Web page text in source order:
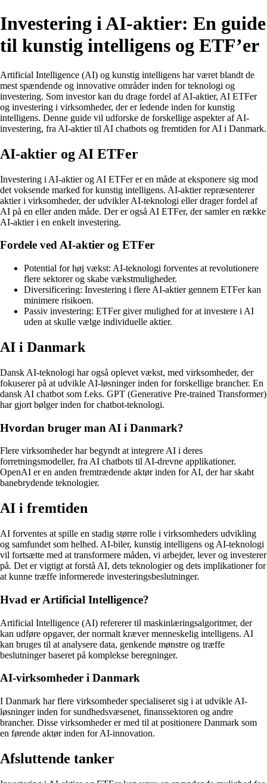
Investering i AI-aktier: En guide
til kunstig intelligens og ETF’er
Artificial Intelligence (AI) og kunstig intelligens har været blandt de
mest spændende og innovative områder inden for teknologi og
investering. Som investor kan du drage fordel af AI-aktier, AI ETFer
og investering i virksomheder, der er ledende inden for kunstig
intelligens. Denne guide vil udforske de forskellige aspekter af AI-
investering, fra AI-aktier til AI chatbots og fremtiden for AI i Danmark.
AI-aktier og AI ETFer
Investering i AI-aktier og AI ETFer er en måde at eksponere sig mod
det voksende marked for kunstig intelligens. AI-aktier repræsenterer
aktier i virksomheder, der udvikler AI-teknologi eller drager fordel af
AI på en eller anden måde. Der er også AI ETFer, der samler en række
AI-aktier i en enkelt investering.
Fordele ved AI-aktier og ETFer
Potential for høj vækst: AI-teknologi forventes at revolutionere
flere sektorer og skabe vækstmuligheder.
Diversificering: Investering i flere AI-aktier gennem ETFer kan
minimere risikoen.
Passiv investering: ETFer giver mulighed for at investere i AI
uden at skulle vælge individuelle aktier.
AI i Danmark
Dansk AI-teknologi har også oplevet vækst, med virksomheder, der
fokuserer på at udvikle AI-løsninger inden for forskellige brancher. En
dansk AI chatbot som f.eks. GPT (Generative Pre-trained Transformer)
har gjort bølger inden for chatbot-teknologi.
Hvordan bruger man AI i Danmark?
Flere virksomheder har begyndt at integrere AI i deres
forretningsmodeller, fra AI chatbots til AI-drevne applikationer.
OpenAI er en anden fremtrædende aktør inden for AI, der har skabt
banebrydende teknologier.
AI i fremtiden
AI forventes at spille en stadig større rolle i virksomheders udvikling
og samfundet som helhed. AI-biler, kunstig intelligens og AI-teknologi
vil fortsætte med at transformere måden, vi arbejder, lever og investerer
på. Det er vigtigt at forstå AI, dets teknologier og dets implikationer for
at kunne træffe informerede investeringsbeslutninger.
Hvad er Artificial Intelligence?
Artificial Intelligence (AI) refererer til maskinlæringsalgoritmer, der
kan udføre opgaver, der normalt kræver menneskelig intelligens. AI
kan bruges til at analysere data, genkende mønstre og træffe
beslutninger baseret på komplekse beregninger.
AI-virksomheder i Danmark
I Danmark har flere virksomheder specialiseret sig i at udvikle AI-
løsninger inden for sundhedsvæsenet, finanssektoren og andre
brancher. Disse virksomheder er med til at positionere Danmark som
en førende aktør inden for AI-innovation.
Afsluttende tanker